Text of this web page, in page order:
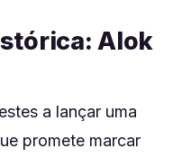
Alok
a lançar uma
promete marcar